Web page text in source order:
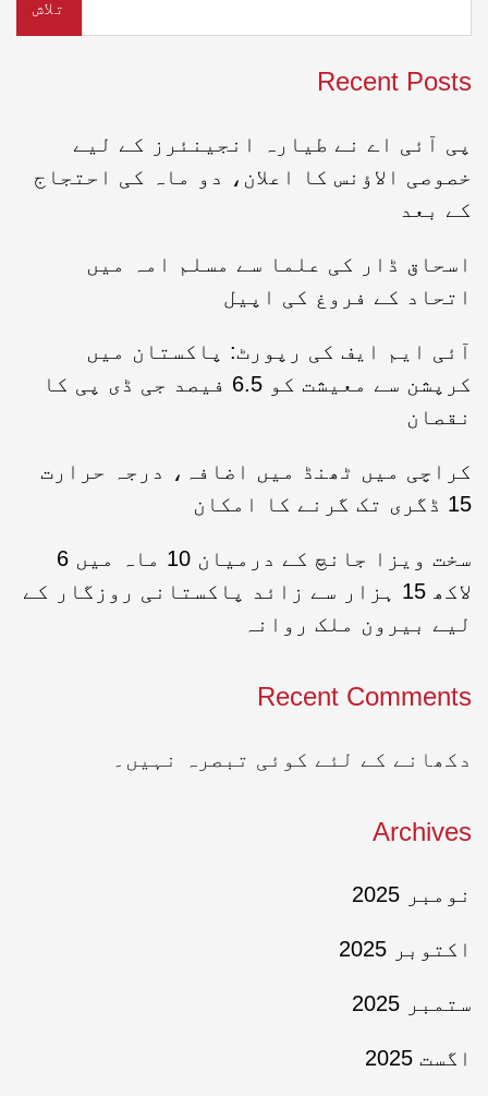
تلاش
Recent Posts
پی آئی اے نے طیارہ انجینئرز کے لیے
خصوصی الاؤنس کا اعلان، دو ماہ کی احتجاج
کے بعد
اسحاق ڈار کی علما سے مسلم امہ میں
اتحاد کے فروغ کی اپیل
آئی ایم ایف کی رپورٹ: پاکستان میں
کرپشن سے معیشت کو 6.5 فیصد جی ڈی پی کا
نقصان
کراچی میں ٹھنڈ میں اضافہ، درجہ حرارت
15 ڈگری تک گرنے کا امکان
سخت ویزا جانچ کے درمیان 10 ماہ میں 6
لاکھ 15 ہزار سے زائد پاکستانی روزگار کے
لیے بیرون ملک روانہ
Recent Comments
دکھانے کے لئے کوئی تبصرہ نہیں۔
Archives
نومبر 2025
اکتوبر 2025
ستمبر 2025
اگست 2025